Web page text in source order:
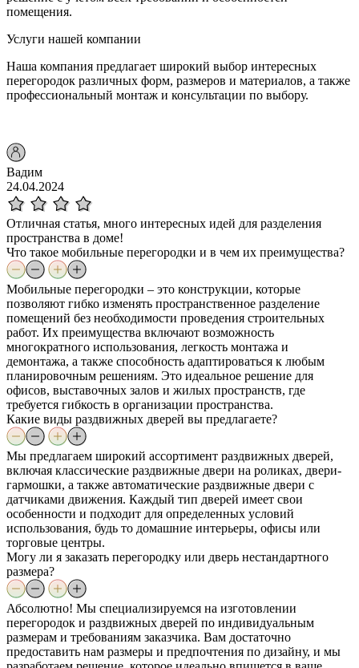
помещения.
Услуги нашей компании
Наша компания предлагает широкий выбор интересных
перегородок различных форм, размеров и материалов, а также
профессиональный монтаж и консультации по выбору.
Вадим
24.04.2024
Отличная статья, много интересных идей для разделения
пространства в доме!
Что такое мобильные перегородки и в чем их преимущества?
Мобильные перегородки – это конструкции, которые
позволяют гибко изменять пространственное разделение
помещений без необходимости проведения строительных
работ. Их преимущества включают возможность
многократного использования, легкость монтажа и
демонтажа, а также способность адаптироваться к любым
планировочным решениям. Это идеальное решение для
офисов, выставочных залов и жилых пространств, где
требуется гибкость в организации пространства.
Какие виды раздвижных дверей вы предлагаете?
Мы предлагаем широкий ассортимент раздвижных дверей,
включая классические раздвижные двери на роликах, двери-
гармошки, а также автоматические раздвижные двери с
датчиками движения. Каждый тип дверей имеет свои
особенности и подходит для определенных условий
использования, будь то домашние интерьеры, офисы или
торговые центры.
Могу ли я заказать перегородку или дверь нестандартного
размера?
Абсолютно! Мы специализируемся на изготовлении
перегородок и раздвижных дверей по индивидуальным
размерам и требованиям заказчика. Вам достаточно
предоставить нам размеры и предпочтения по дизайну, и мы